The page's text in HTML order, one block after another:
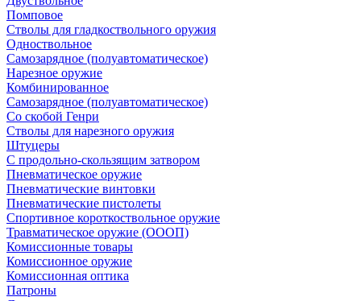
Помповое
Стволы для гладкоствольного оружия
Одноствольное
Самозарядное (полуавтоматическое)
Нарезное оружие
Комбинированное
Самозарядное (полуавтоматическое)
Со скобой Генри
Стволы для нарезного оружия
Штуцеры
С продольно-скользящим затвором
Пневматическое оружие
Пневматические винтовки
Пневматические пистолеты
Спортивное короткоствольное оружие
Травматическое оружие (ОООП)
Комиссионные товары
Комиссионное оружие
Комиссионная оптика
Патроны